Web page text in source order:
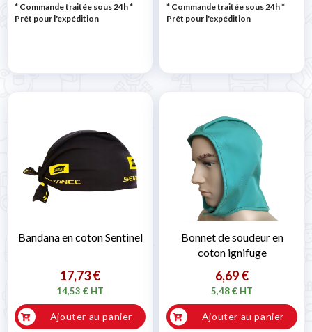
* Commande traitée sous 24h*
Prêt pour l'expédition
* Commande traitée sous 24h*
Prêt pour l'expédition
Bandana en coton Sentinel
17,73 €
14,53 € HT
Ajouter au panier
Bonnet de soudeur en
coton ignifuge
6,69 €
5,48 € HT
Ajouter au panier